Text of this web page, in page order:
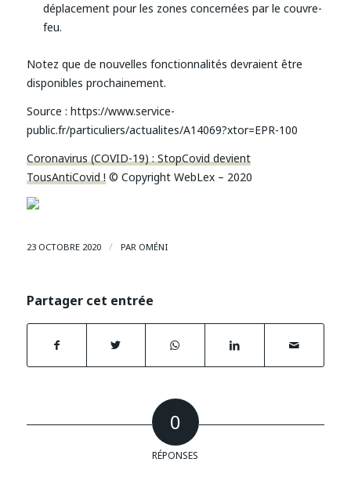
déplacement pour les zones concernées par le couvre-
feu.
Notez que de nouvelles fonctionnalités devraient être
disponibles prochainement.
Source : https://www.service-
public.fr/particuliers/actualites/A14069?xtor=EPR-100
Coronavirus (COVID-19) : StopCovid devient
TousAntiCovid !© Copyright WebLex – 2020
23 OCTOBRE 2020 / PAR OMÉNI
Partager cet entrée
0
RÉPONSES